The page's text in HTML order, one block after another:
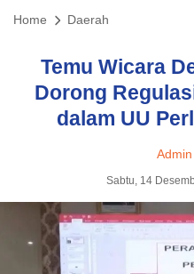
Home Daerah
Temu Wicara
Dorong
dalam UU
Sabtu, 14